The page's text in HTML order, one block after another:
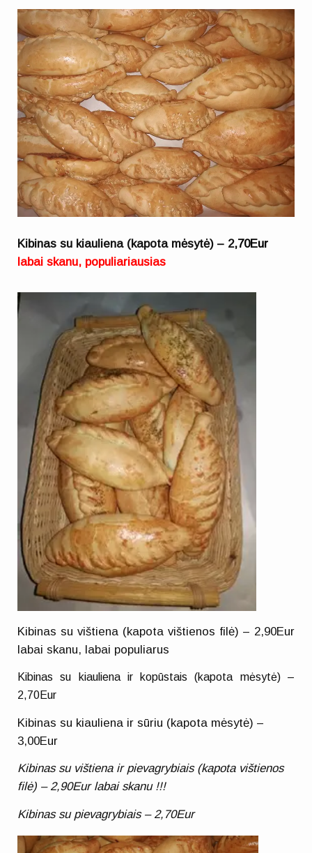
Kibinas su kiauliena (kapota mėsytė) – 2,70Eur
labai skanu, populiariausias
Kibinas su vištiena (kapota vištienos filė) – 2,90Eur
labai skanu, labai populiarus
Kibinas su kiauliena ir kopūstais (kapota mėsytė) –
2,70Eur
Kibinas su kiauliena ir sūriu (kapota mėsytė) –
3,00Eur
Kibinas su vištiena ir pievagrybiais (kapota vištienos
filė) –2,90Eur labai skanu !!!
Kibinas su pievagrybiais – 2,70Eur